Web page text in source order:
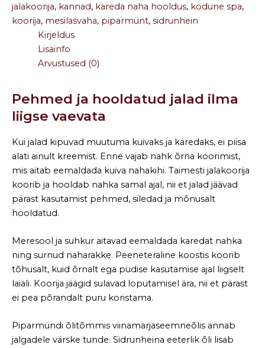
jalakoorija, kannad, kareda naha hooldus, kodune spa,
koorija, mesilasvaha, piparmünt, sidrunhein
Kirjeldus
Lisainfo
Arvustused (0)
Pehmed ja hooldatud jalad ilma
liigse vaevata
Kui jalad kipuvad muutuma kuivaks ja karedaks, ei piisa
alati ainult kreemist. Enne vajab nahk õrna koorimist,
mis aitab eemaldada kuiva nahakihi. Taimesti jalakoorija
koorib ja hooldab nahka samal ajal, nii et jalad jäävad
pärast kasutamist pehmed, siledad ja mõnusalt
hooldatud.
Meresool ja suhkur aitavad eemaldada karedat nahka
ning surnud naharakke. Peeneteraline koostis koorib
tõhusalt, kuid õrnalt ega pudise kasutamise ajal liigselt
laiali. Koorija jäägid sulavad loputamisel ära, nii et pärast
ei pea põrandalt puru koristama.
Piparmündi õlitõmmis viinamarjaseemneõlis annab
jalgadele värske tunde. Sidrunheina eeterlik õli lisab